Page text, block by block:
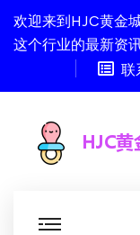
欢迎来到HJC黄金
这个行业的最新资
联